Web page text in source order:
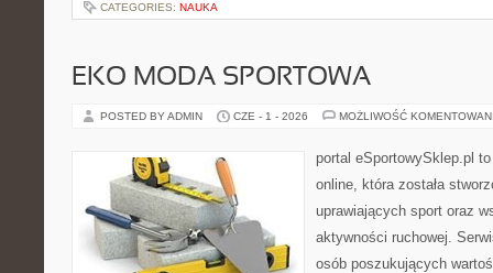
CATEGORIES: NAUKA
EKO MODA SPORTOWA
POSTED BY ADMIN CZE - 1 - 2026 MOŻLIWOŚĆ
portal eSportowySklep.pl
online, która została
uprawiających sport oraz
aktywności ruchowej.
osób poszukujących